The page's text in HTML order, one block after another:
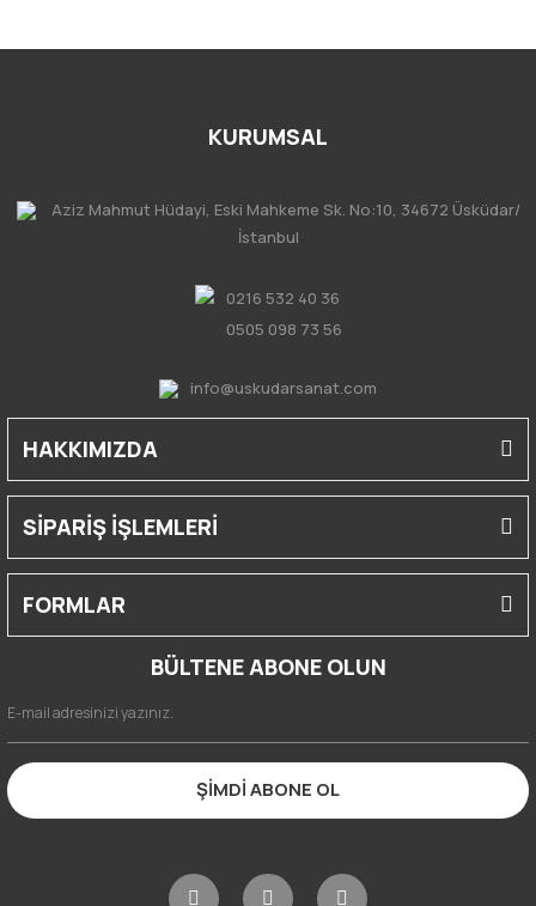
KURUMSAL
Aziz Mahmut Hüdayi, Eski Mahkeme Sk. No:10, 34672 Üsküdar/
İstanbul
0216 532 40 36
0505 098 73 56
info@uskudarsanat.com
HAKKIMIZDA
SİPARİŞ İŞLEMLERİ
FORMLAR
BÜLTENE ABONE OLUN
ŞİMDİ ABONE OL